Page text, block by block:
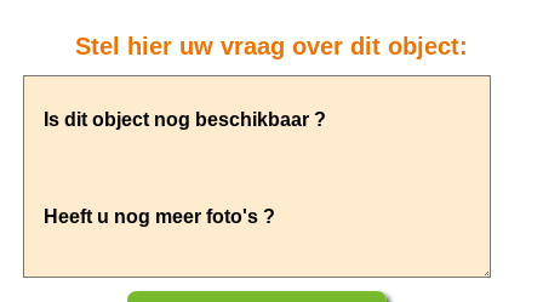
Stel hier uw vraag over dit object: